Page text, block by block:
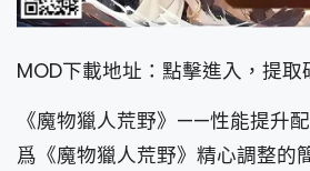
MOD下載地址：點擊進入，提
《魔物獵人荒野》——性能提升
爲《魔物獵人荒野》精心調整的